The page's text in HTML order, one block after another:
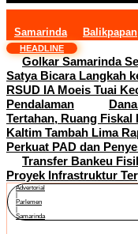
Samarinda Balikpapan
HEADLINE
Golkar Samarinda
Satya Bicara Langkah
RSUD IA Moeis Tuai
Pendalaman
Tertahan, Ruang
Kaltim Tambah Lima
Perkuat PAD dan
Transfer Bankeu
Proyek Infrastruktur
Advertorial
Parlemen
Samarinda